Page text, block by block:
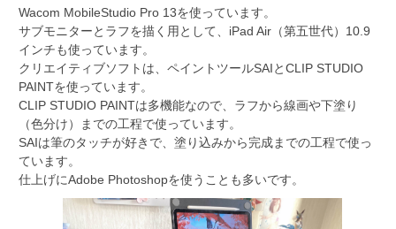
Wacom MobileStudio Pro 13を使っています。
サブモニターとラフを描く用として、iPad Air（第五世代）10.9
インチも使っています。
クリエイティブソフトは、ペイントツールSAIとCLIP STUDIO
PAINTを使っています。
CLIP STUDIO PAINTは多機能なので、ラフから線画や下塗り
（色分け）までの工程で使っています。
SAIは筆のタッチが好きで、塗り込みから完成までの工程で使っ
ています。
仕上げにAdobe Photoshopを使うことも多いです。